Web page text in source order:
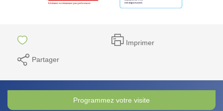
Imprimer
Partager
Programmez votre visite